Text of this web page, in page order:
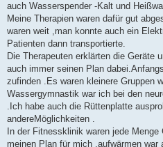
auch Wasserspender -Kalt und
Meine Therapien waren dafür gut
waren weit ,man konnte auch ein
Patienten dann transportierte.
Die Therapeuten erklärten die Geräte
auch immer seinen Plan
zufinden .Es waren kleinere Gruppen
Wassergymnastik war ich bei den
.Ich habe auch die Rüttenplatte
andereMöglichkeiten .
In der Fitnessklinik waren jede
meinen Plan für mich ,aufwärmen war